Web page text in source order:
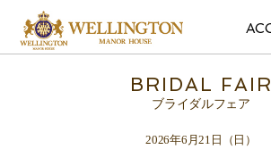
BRIDAL FAIR
ブライダルフェア
2026年6月21日（日）